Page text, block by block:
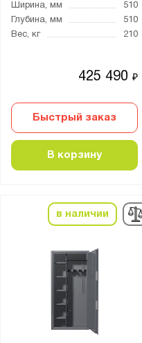
Ширина, мм
510
Глубина, мм
510
Вес, кг
210
425 490₽
Быстрый заказ
В корзину
в наличии